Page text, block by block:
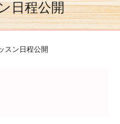
日程公開
スン日程公開